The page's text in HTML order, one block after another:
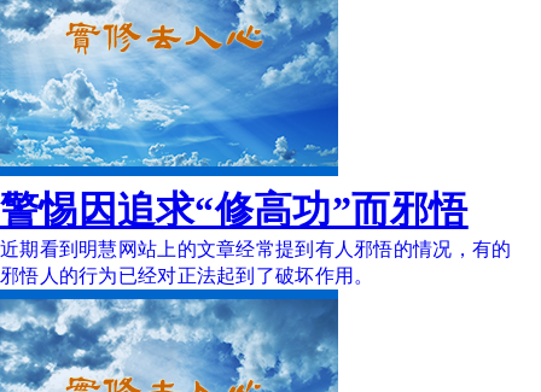
警惕因追求“修高功”而邪悟
近期看到明慧网站上的文章经常提到有人邪悟的情况，有的
邪悟人的行为已经对正法起到了破坏作用。